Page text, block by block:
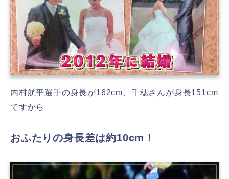
内村航平選手の身長が162cm、千穂さんが身長151cm
ですから
おふたりの身長差は約10cm！